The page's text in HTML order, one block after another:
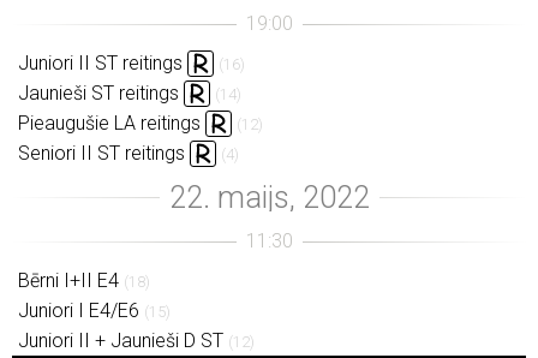
Juniori II ST reitings (16)
Jaunieši ST reitings (14)
Pieaugušie LA reitings (12)
Seniori II ST reitings (4)
Bērni I+II E4 (18)
Juniori I E4/E6 (15)
Juniori II + Jaunieši D ST (12)